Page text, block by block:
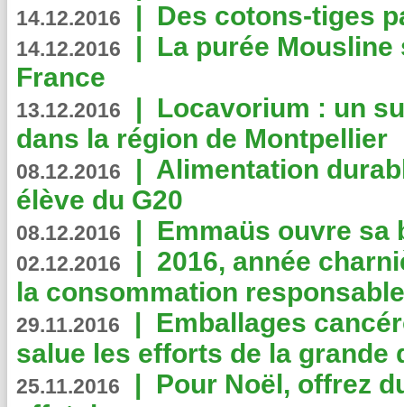
14.12.2016 | Des cotons-tiges
14.12.2016 | La purée
France
13.12.2016 | Locavorium : un
dans la région de Montpellier
08.12.2016 | Alimentation
élève du G20
08.12.2016 | Emmaüs ouvre sa
02.12.2016 | 2016, année
la consommation
29.11.2016 | Emballages
salue les efforts de la grande
25.11.2016 | Pour Noël, offrez